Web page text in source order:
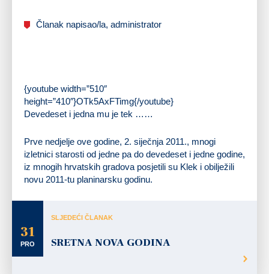
Članak napisao/la, administrator
{youtube width=”510″
height=”410″}OTk5AxFTimg{/youtube}
Devedeset i jedna mu je tek ……
Prve nedjelje ove godine, 2. siječnja 2011., mnogi
izletnici starosti od jedne pa do devedeset i jedne godine,
iz mnogih hrvatskih gradova posjetili su Klek i obilježili
novu 2011-tu planinarsku godinu.
31
PRO
SLJEDEĆI ČLANAK
SRETNA NOVA GODINA